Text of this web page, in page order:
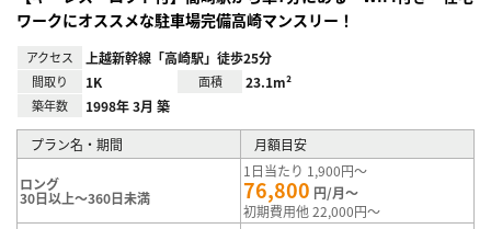
ワークにオススメな駐車場完備高崎マンスリー！
アクセス 上越新幹線「高崎駅」徒歩25分
間取り 1K 面積 23.1m²
築年数 1998年 3月 築
プラン名・期間 月額目安
ロング
30日以上～360日未満
1日当たり 1,900円～
76,800 円/月～
初期費用他 22,000円～